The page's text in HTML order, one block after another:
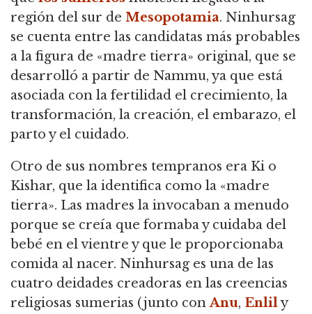
región del sur de Mesopotamia. Ninhursag
se cuenta entre las candidatas más probables
a la figura de «madre tierra» original, que se
desarrolló a partir de Nammu, ya que está
asociada con la fertilidad el crecimiento, la
transformación, la creación, el embarazo, el
parto y el cuidado.
Otro de sus nombres tempranos era Ki o
Kishar, que la identifica como la «madre
tierra». Las madres la invocaban a menudo
porque se creía que formaba y cuidaba del
bebé en el vientre y que le proporcionaba
comida al nacer. Ninhursag es una de las
cuatro deidades creadoras en las creencias
religiosas sumerias (junto conAnu, Enlily